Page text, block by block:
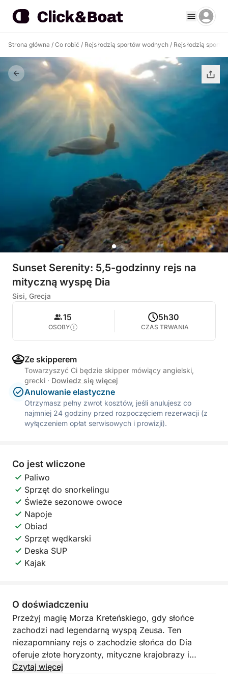
Strona główna / Co robić / Rejs łodzią sportów wodnych / Rejs łodzią
Sunset Serenity: 5,5-godzinny rejs na
mityczną wyspę Dia
Sisi, Grecja
15
OSOBY
5h30
CZAS TRWANIA
Ze skipperem
Towarzyszyć Ci będzie skipper mówiący angielski,
grecki · Dowiedz się więcej
Anulowanie elastyczne
Otrzymasz pełny zwrot kosztów, jeśli anulujesz co
najmniej 24 godziny przed rozpoczęciem rezerwacji (z
wyłączeniem opłat serwisowych i prowizji).
Co jest wliczone
Paliwo
Sprzęt do snorkelingu
Świeże sezonowe owoce
Napoje
Obiad
Sprzęt wędkarski
Deska SUP
Kajak
O doświadczeniu
Przeżyj magię Morza Kreteńskiego, gdy słońce
zachodzi nad legendarną wyspą Zeusa. Ten
niezapomniany rejs o zachodzie słońca do Dia
oferuje złote horyzonty, mityczne krajobrazy i
rzadką okazję do obcowania z naturą w jednym z
Czytaj więcej